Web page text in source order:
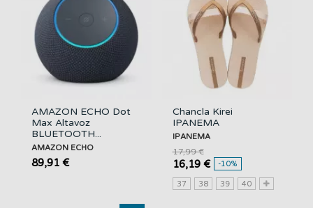
AMAZON ECHO Dot
Max Altavoz
BLUETOOTH...
AMAZON ECHO
89,91 €
Chancla Kirei
IPANEMA
IPANEMA
16,19 €
17,99 €
-10%
37 38 39 40